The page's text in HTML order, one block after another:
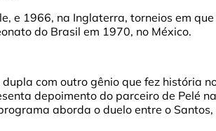
e 1966, na Inglaterra, torneios em que
do Brasil em 1970, no México.
com outro gênio que fez história
depoimento do parceiro de Pelé na
aborda o duelo entre o Santos,